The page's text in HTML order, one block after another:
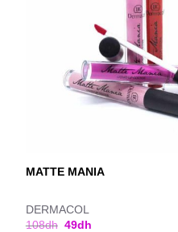
MATTE MANIA
DERMACOL
108dh 49dh